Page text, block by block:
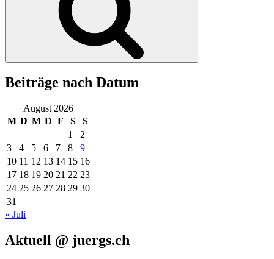
Beiträge nach Datum
August 2026
M D M D F S
S
1
2
3
4 5 6 7 8
9
10 11 12 13 14 15 16
17 18 19 20 21 22 23
24 25 26 27 28 29 30
31
« Juli
Aktuell @ juergs.ch